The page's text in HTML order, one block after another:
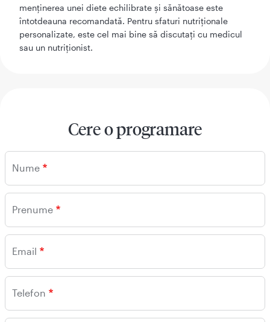
menținerea unei diete echilibrate și sănătoase este
întotdeauna recomandată. Pentru sfaturi nutriționale
personalizate, este cel mai bine să discutați cu medicul
sau un nutriționist.
Cere o programare
Nume
Prenume
Email
Telefon